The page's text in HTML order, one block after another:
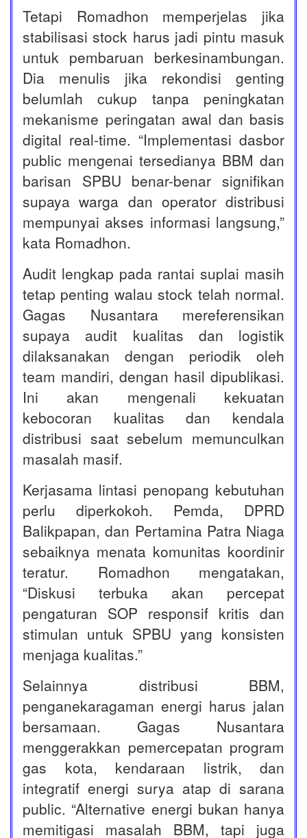
Tetapi Romadhon memperjelas jika
stabilisasi stock harus jadi pintu masuk
untuk pembaruan berkesinambungan.
Dia menulis jika rekondisi genting
belumlah cukup tanpa peningkatan
mekanisme peringatan awal dan basis
digital real-time. “Implementasi dasbor
public mengenai tersedianya BBM dan
barisan SPBU benar-benar signifikan
supaya warga dan operator distribusi
mempunyai akses informasi langsung,”
kata Romadhon.
Audit lengkap pada rantai suplai masih
tetap penting walau stock telah normal.
Gagas Nusantara mereferensikan
supaya audit kualitas dan logistik
dilaksanakan dengan periodik oleh
team mandiri, dengan hasil dipublikasi.
Ini akan mengenali kekuatan
kebocoran kualitas dan kendala
distribusi saat sebelum memunculkan
masalah masif.
Kerjasama lintasi penopang kebutuhan
perlu diperkokoh. Pemda, DPRD
Balikpapan, dan Pertamina Patra Niaga
sebaiknya menata komunitas koordinir
teratur. Romadhon mengatakan,
“Diskusi terbuka akan percepat
pengaturan SOP responsif kritis dan
stimulan untuk SPBU yang konsisten
menjaga kualitas.”
Selainnya distribusi BBM,
penganekaragaman energi harus jalan
bersamaan. Gagas Nusantara
menggerakkan pemercepatan program
gas kota, kendaraan listrik, dan
integratif energi surya atap di sarana
public. “Alternative energi bukan hanya
memitigasi masalah BBM, tapi juga